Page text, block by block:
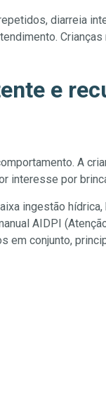
diarreia
Crianças
e
A
interesse por
ingestão
AIDPI
em conjunto,